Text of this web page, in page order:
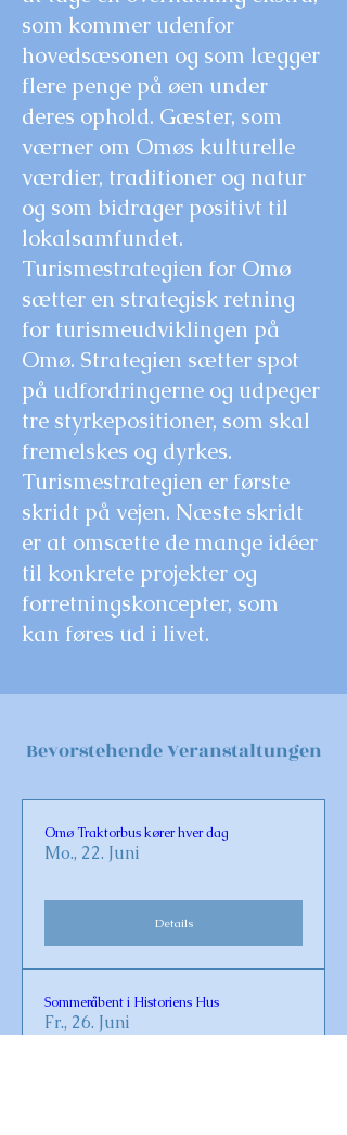
som kommer udenfor
hovedsæsonen og som lægger
flere penge på øen under
deres ophold. Gæster, som
værner om Omøs kulturelle
værdier, traditioner og natur
og som bidrager positivt til
lokalsamfundet.
Turismestrategien for Omø
sætter en strategisk retning
for turismeudviklingen på
Omø. Strategien sætter spot
på udfordringerne og udpeger
tre styrkepositioner, som skal
fremelskes og dyrkes.
Turismestrategien er første
skridt på vejen. Næste skridt
er at omsætte de mange idéer
til konkrete projekter og
forretningskoncepter, som
kan føres ud i livet.
Bevorstehende Veranstaltungen
Omø Traktorbus kører hver dag
Mo., 22. Juni
Details
Sommeråbent i Historiens Hus
Fr., 26. Juni